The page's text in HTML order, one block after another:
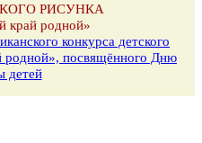
РИСУНКА
край родной»
конкурса детского
родной», посвящённого Дню
детей